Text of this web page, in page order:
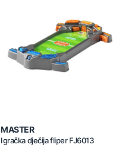
MASTER
Igračka dječija fliper FJ6013